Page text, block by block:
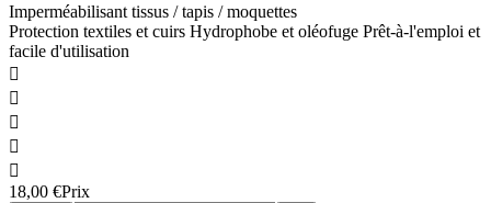
Imperméabilisant tissus / tapis / moquettes
Protection textiles et cuirs Hydrophobe et oléofuge Prêt-à-l'emploi et
facile d'utilisation





18,00 €Prix